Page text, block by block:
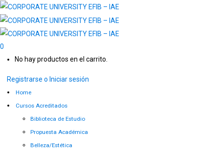
0
No hay productos en el carrito.
Registrarse o Iniciar sesión
Home
Cursos Acreditados
Biblioteca de Estudio
Propuesta Académica
Belleza/Estética